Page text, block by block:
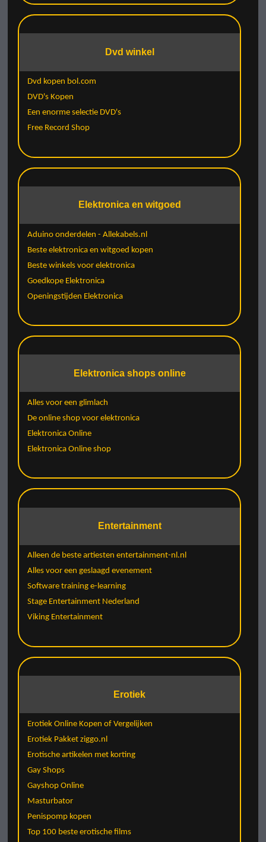
Dvd winkel
Dvd kopen bol.com
DVD's Kopen
Een enorme selectie DVD's
Free Record Shop
Elektronica en witgoed
Aduino onderdelen - Allekabels.nl
Beste elektronica en witgoed kopen
Beste winkels voor elektronica
Goedkope Elektronica
Openingstijden Elektronica
Elektronica shops online
Alles voor een glimlach
De online shop voor elektronica
Elektronica Online
Elektronica Online shop
Entertainment
Alleen de beste artiesten entertainment-nl.nl
Alles voor een geslaagd evenement
Software training e-learning
Stage Entertainment Nederland
Viking Entertainment
Erotiek
Erotiek Online Kopen of Vergelijken
Erotiek Pakket ziggo.nl
Erotische artikelen met korting
Gay Shops
Gayshop Online
Masturbator
Penispomp kopen
Top 100 beste erotische films